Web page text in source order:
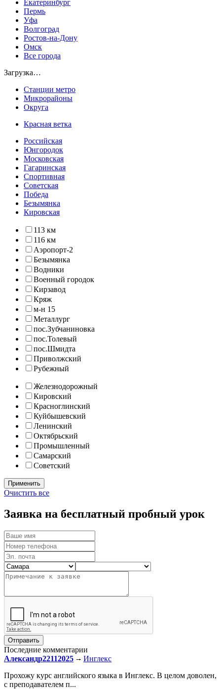
Екатеринбург
Пермь
Уфа
Волгоград
Ростов-на-Дону
Омск
Все города
Загрузка…
Станции метро
Микрорайоны
Округа
Красная ветка
Российская
Юнгородок
Московская
Гагаринская
Спортивная
Советская
Победа
Безымянка
Кировская
113 км
116 км
Аэропорт-2
Безымянка
Водники
Военный городок
Кирзавод
Кряж
м-н 15
Металлург
пос.Зубчаниновка
пос.Толевый
пос.Шмидта
Приволжский
Рубежный
Железнодорожный
Кировский
Красноглинский
Куйбышевский
Ленинский
Октябрьский
Промышленный
Самарский
Советский
Очистить все
Заявка на бесплатный пробный урок
Последние комментарии
Александр22112025
Инглекс
Прохожу курс английского языка в Инглекс. В целом доволен,
с преподавателем п...